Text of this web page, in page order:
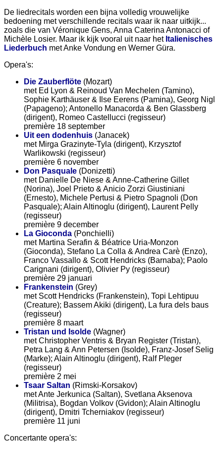
De liedrecitals worden een bijna volledig vrouwelijke
bedoening met verschillende recitals waar ik naar uitkijk...
zoals die van Véronique Gens, Anna Caterina Antonacci of
Michèle Losier. Maar ik kijk vooral uit naar het Italienisches
Liederbuch met Anke Vondung en Werner Güra.
Opera's:
Die Zauberflöte (Mozart)
met Ed Lyon & Reinoud Van Mechelen (Tamino),
Sophie Karthäuser & Ilse Eerens (Pamina), Georg Nigl
(Papageno); Antonello Manacorda & Ben Glassberg
(dirigent), Romeo Castellucci (regisseur)
première 18 september
Uit een dodenhuis (Janacek)
met Mirga Grazinyte-Tyla (dirigent), Krzysztof
Warlikowski (regisseur)
première 6 november
Don Pasquale (Donizetti)
met Danielle De Niese & Anne-Catherine Gillet
(Norina), Joel Prieto & Anicio Zorzi Giustiniani
(Ernesto), Michele Pertusi & Pietro Spagnoli (Don
Pasquale); Alain Altinoglu (dirigent), Laurent Pelly
(regisseur)
première 9 december
La Gioconda (Ponchielli)
met Martina Serafin & Béatrice Uria-Monzon
(Gioconda), Stefano La Colla & Andrea Carè (Enzo),
Franco Vassallo & Scott Hendricks (Barnaba); Paolo
Carignani (dirigent), Olivier Py (regisseur)
première 29 januari
Frankenstein (Grey)
met Scott Hendricks (Frankenstein), Topi Lehtipuu
(Creature); Bassem Akiki (dirigent), La fura dels baus
(regisseur)
première 8 maart
Tristan und Isolde (Wagner)
met Christopher Ventris & Bryan Register (Tristan),
Petra Lang & Ann Petersen (Isolde), Franz-Josef Selig
(Marke); Alain Altinoglu (dirigent), Ralf Pleger
(regisseur)
première 2 mei
Tsaar Saltan (Rimski-Korsakov)
met Ante Jerkunica (Saltan), Svetlana Aksenova
(Militrisa), Bogdan Volkov (Gvidon); Alain Altinoglu
(dirigent), Dmitri Tcherniakov (regisseur)
première 11 juni
Concertante opera's: